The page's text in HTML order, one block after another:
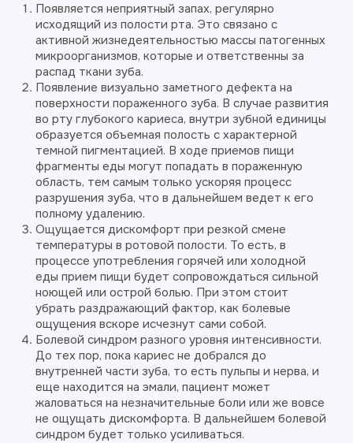
Появляется неприятный запах, регулярно
исходящий из полости рта. Это связано с
активной жизнедеятельностью массы патогенных
микроорганизмов, которые и ответственны за
распад ткани зуба.
Появление визуально заметного дефекта на
поверхности пораженного зуба. В случае развития
во рту глубокого кариеса, внутри зубной единицы
образуется объемная полость с характерной
темной пигментацией. В ходе приемов пищи
фрагменты еды могут попадать в пораженную
область, тем самым только ускоряя процесс
разрушения зуба, что в дальнейшем ведет к его
полному удалению.
Ощущается дискомфорт при резкой смене
температуры в ротовой полости. То есть, в
процессе употребления горячей или холодной
еды прием пищи будет сопровождаться сильной
ноющей или острой болью. При этом стоит
убрать раздражающий фактор, как болевые
ощущения вскоре исчезнут сами собой.
Болевой синдром разного уровня интенсивности.
До тех пор, пока кариес не добрался до
внутренней части зуба, то есть пульпы и нерва, и
еще находится на эмали, пациент может
жаловаться на незначительные боли или же вовсе
не ощущать дискомфорта. В дальнейшем болевой
синдром будет только усиливаться.